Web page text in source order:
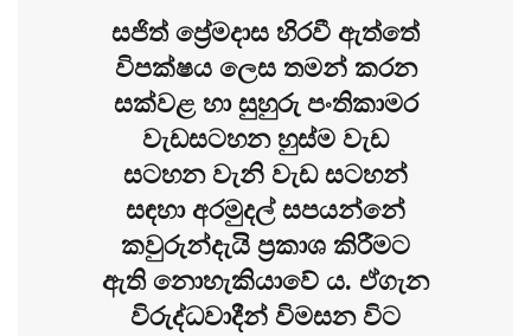
සජිත් ප්‍රේමදාස හිරවී ඇත්තේ
විපක්ෂය ලෙස තමන් කරන
සක්වළ හා සුහුරු පංතිකාමර
වැඩසටහන හුස්ම වැඩ
සටහන වැනි වැඩ සටහන්
සඳහා අරමුදල් සපයන්නේ
කවුරුන්දැයි ප්‍රකාශ කිරීමට
ඇති නොහැකියාවේ ය. ඒගැන
විරුද්ධවාදීන් විමසන විට